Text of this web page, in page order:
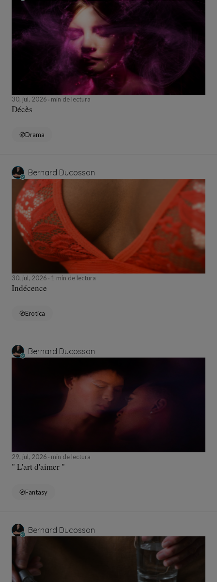
30, jul, 2026 min de lectura
Décès
Drama
Bernard Ducosson
30, jul, 2026 1 min de lectura
Indécence
Erotica
Bernard Ducosson
29, jul, 2026 min de lectura
" L'art d'aimer "
Fantasy
Bernard Ducosson